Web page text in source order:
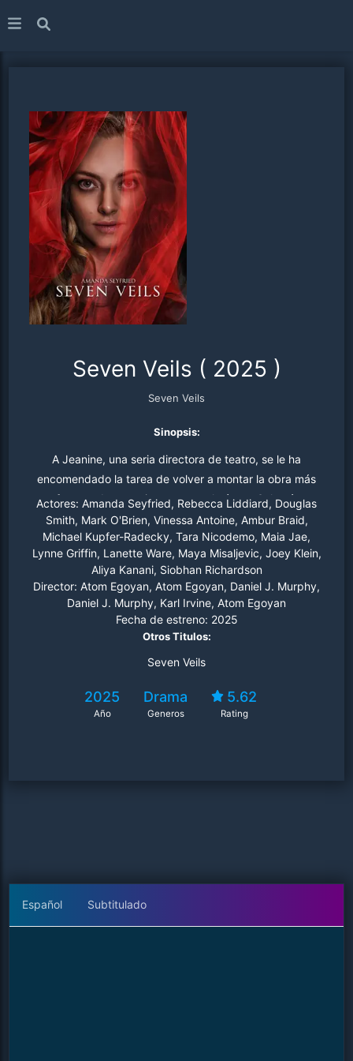
Seven Veils ( 2025 )
Seven Veils
Sinopsis:
A Jeanine, una seria directora de teatro, se le ha
encomendado la tarea de volver a montar la obra más
famosa de su antiguo mentor, la ópera Salomé.
Atormentada por recuerdos oscuros e inquietantes de su
pasado, permite que su trauma reprimido coloree el
presente mientras regresa al mundo de la ópera después
de tantos años de ausencia.
Actores: Amanda Seyfried, Rebecca Liddiard, Douglas
Smith, Mark O'Brien, Vinessa Antoine, Ambur Braid,
Michael Kupfer-Radecky, Tara Nicodemo, Maia Jae,
Lynne Griffin, Lanette Ware, Maya Misaljevic, Joey Klein,
Aliya Kanani, Siobhan Richardson
Director: Atom Egoyan, Atom Egoyan, Daniel J. Murphy,
Daniel J. Murphy, Karl Irvine, Atom Egoyan
Fecha de estreno: 2025
Otros Titulos:
Seven Veils
2025
Año
Drama
Generos
5.62
Rating
Español Subtitulado